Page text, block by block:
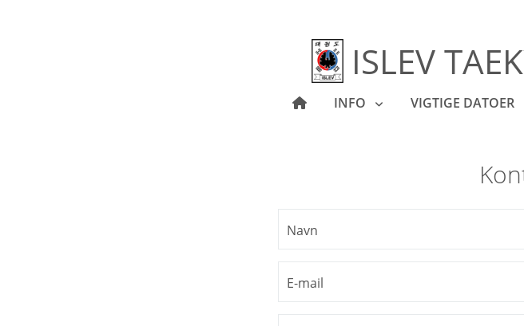
ISLEV
INFO VIGTIGE DATOER
Navn
E-mail